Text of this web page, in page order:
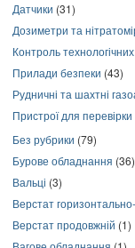
Датчики (31)
Дозиметри та
Контроль
Прилади безпеки (43)
Рудничні та шахтні
Пристрої для перевірки
Без рубрики (79)
Бурове обладнання (36)
Вальці (3)
Верстат
Верстат продовжній (1)